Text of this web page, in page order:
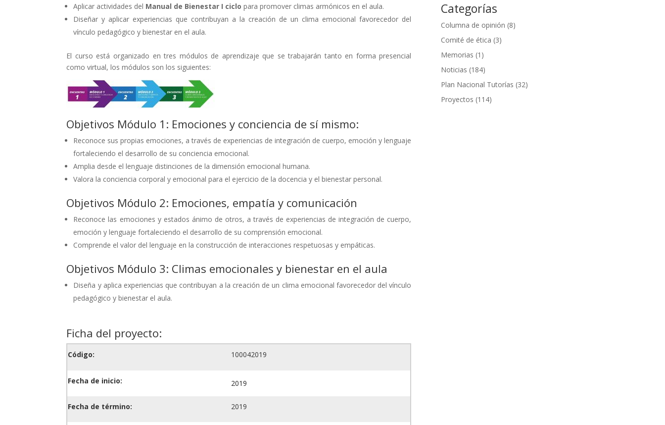
Aplicar actividades del Manual de Bienestar I ciclo para promover climas armónicos en el aula.
Diseñar y aplicar experiencias que contribuyan a la creación de un clima emocional favorecedor del
vínculo pedagógico y bienestar en el aula.
El curso está organizado en tres módulos de aprendizaje que se trabajarán tanto en forma presencial
como virtual, los módulos son los siguientes:
Objetivos Módulo 1: Emociones y conciencia de sí mismo:
Reconoce sus propias emociones, a través de experiencias de integración de cuerpo, emoción y lenguaje
fortaleciendo el desarrollo de su conciencia emocional.
Amplia desde el lenguaje distinciones de la dimensión emocional humana.
Valora la conciencia corporal y emocional para el ejercicio de la docencia y el bienestar personal.
Objetivos Módulo 2: Emociones, empatía y comunicación
Reconoce las emociones y estados ánimo de otros, a través de experiencias de integración de cuerpo,
emoción y lenguaje fortaleciendo el desarrollo de su comprensión emocional.
Comprende el valor del lenguaje en la construcción de interacciones respetuosas y empáticas.
Objetivos Módulo 3: Climas emocionales y bienestar en el aula
Diseña y aplica experiencias que contribuyan a la creación de un clima emocional favorecedor del vínculo
pedagógico y bienestar el aula.
Ficha del proyecto:
Código: 100042019
Fecha de inicio: 2019
Fecha de término: 2019
Categorías
Columna de opinión (8)
Comité de ética (3)
Memorias (1)
Noticias (184)
Plan Nacional Tutorías (32)
Proyectos (114)